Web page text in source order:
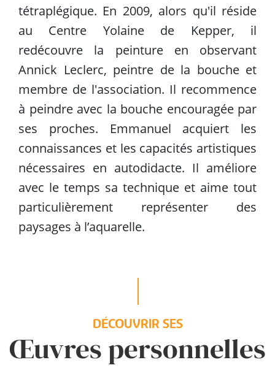
tétraplégique. En 2009, alors qu'il réside
au Centre Yolaine de Kepper, il
redécouvre la peinture en observant
Annick Leclerc, peintre de la bouche et
membre de l'association. Il recommence
à peindre avec la bouche encouragée par
ses proches. Emmanuel acquiert les
connaissances et les capacités artistiques
nécessaires en autodidacte. Il améliore
avec le temps sa technique et aime tout
particulièrement représenter des
paysages à l’aquarelle.
DÉCOUVRIR SES
Œuvres personnelles